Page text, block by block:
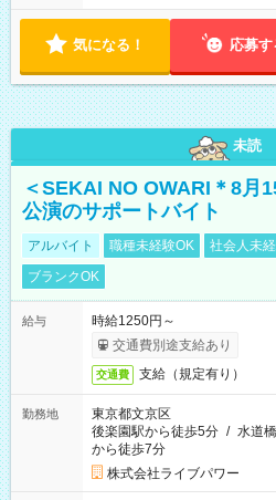
気になる！ 応募す
未読
＜SEKAI NO OWARI＊8月
公演のサポートバイト
アルバイト 職種未経験OK 社会人未
ブランクOK
給与
時給1250円～
交通費別途支給あり
交通費 支給（規定有り）
勤務地
東京都文京区
後楽園駅から徒歩5分 / 水道
から徒歩7分
株式会社ライブパワー